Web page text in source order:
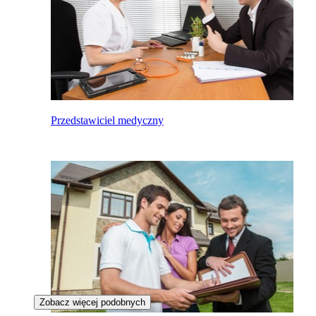
Przedstawiciel medyczny
Zobacz więcej podobnych